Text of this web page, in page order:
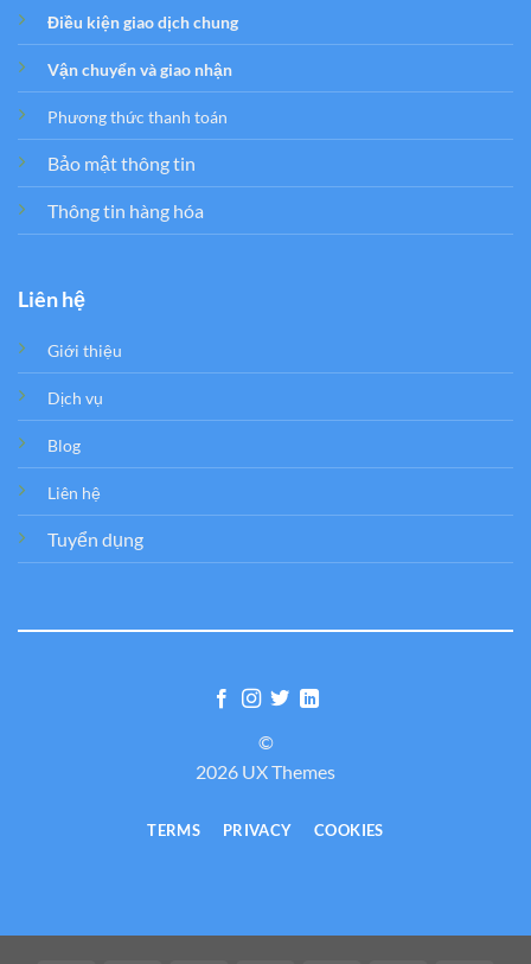
Điều kiện giao dịch chung
Vận chuyển và giao nhận
Phương thức thanh toán
Bảo mật thông tin
Thông tin hàng hóa
Liên hệ
Giới thiệu
Dịch vụ
Blog
Liên hệ
Tuyển dụng
©
2026 UX Themes
TERMS PRIVACY COOKIES